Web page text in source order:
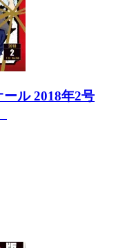
ル 2018年2号